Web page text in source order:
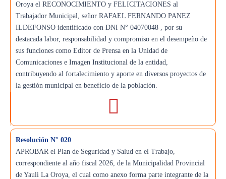
Oroya el RECONOCIMIENTO y FELICITACIONES al
Trabajador Municipal, señor RAFAEL FERNANDO PANEZ
ILDEFONSO identificado con DNI N° 04070048 , por su
destacada labor, responsabilidad y compromiso en el desempeño de
sus funciones como Editor de Prensa en la Unidad de
Comunicaciones e Imagen Institucional de la entidad,
contribuyendo al fortalecimiento y aporte en diversos proyectos de
la gestión municipal en beneficio de la población.
Resolución N° 020
APROBAR el Plan de Seguridad y Salud en el Trabajo,
correspondiente al año fiscal 2026, de la Municipalidad Provincial
de Yauli La Oroya, el cual como anexo forma parte integrante de la